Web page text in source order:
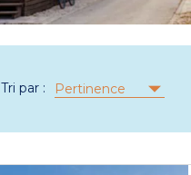
Tri par : Pertinence